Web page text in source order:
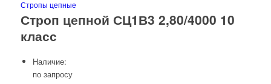
Стропы цепные
Строп цепной СЦ1В3 2,80/4000 10
класс
Наличие:
по запросу